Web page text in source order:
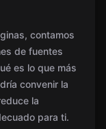
contamos
de fuentes
es lo que más
convenir la
la
para ti.